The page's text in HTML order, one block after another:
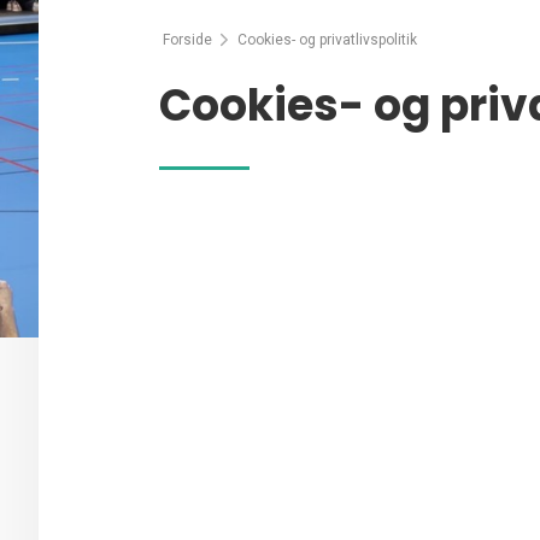
Forside Cookies- og privatlivspolitik
Cookies- og